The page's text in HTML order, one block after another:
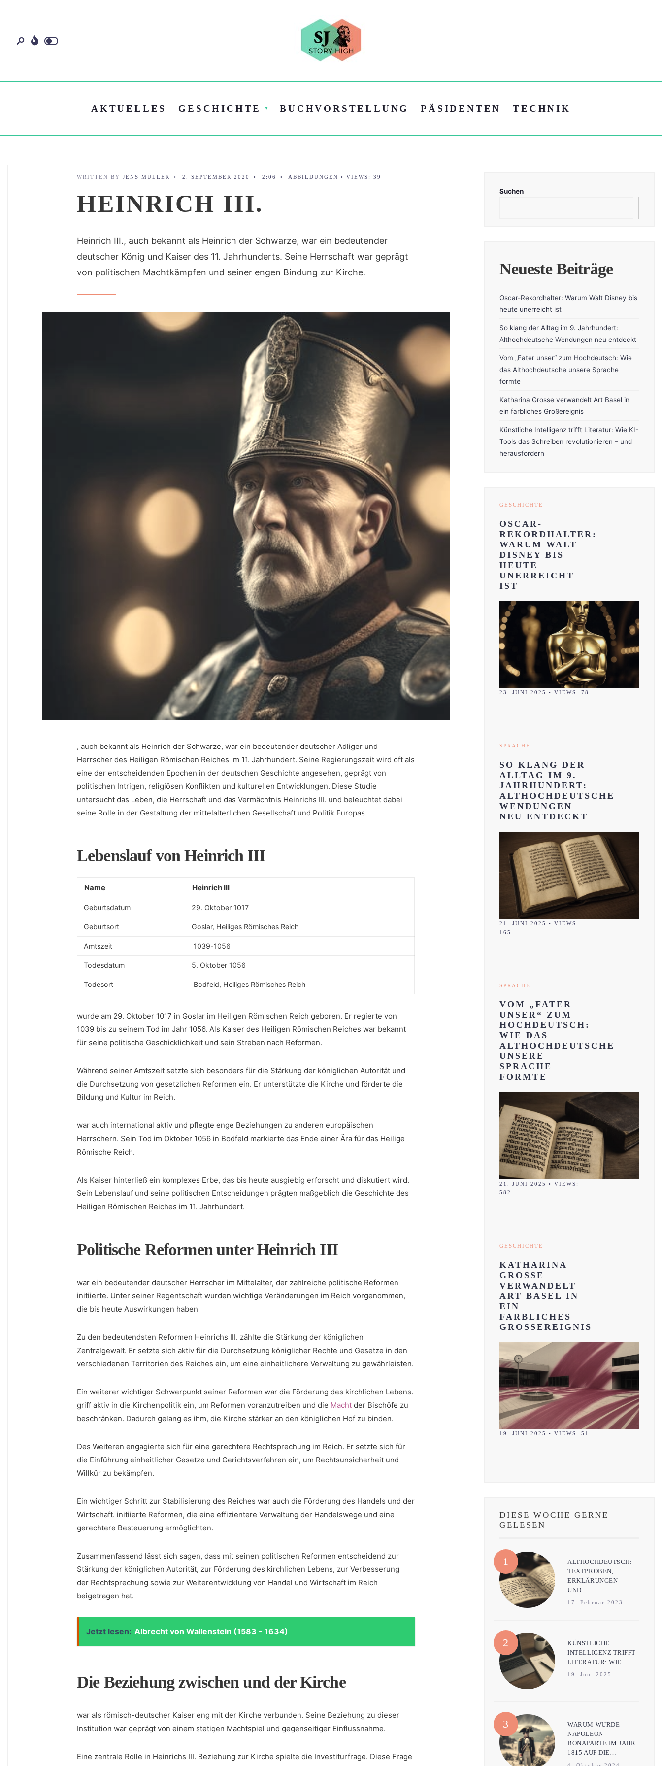
AKTUELLES GESCHICHTE BUCHVORSTELLUNG PÄSIDENTEN TECHNIK
WRITTEN BY JENS MÜLLER • 2. SEPTEMBER 2020 • 2:06 • ABBILDUNGEN • VIEWS: 39
HEINRICH III.
Heinrich III., auch bekannt als Heinrich der Schwarze, war ein bedeutender
deutscher König und Kaiser des 11. Jahrhunderts. Seine Herrschaft war geprägt
von politischen Machtkämpfen und seiner engen Bindung zur Kirche.
, auch bekannt als Heinrich der Schwarze, war⁤ ein bedeutender ⁤deutscher Adliger und
Herrscher des Heiligen Römischen ⁣Reiches im 11. Jahrhundert. Seine Regierungszeit wird oft als
eine der entscheidenden Epochen in der deutschen ⁤Geschichte angesehen, geprägt von
politischen Intrigen, religiösen ⁤Konflikten und kulturellen‍ Entwicklungen.⁣ Diese Studie
untersucht das Leben, die Herrschaft und das Vermächtnis Heinrichs III. und beleuchtet dabei
seine Rolle in der Gestaltung der mittelalterlichen Gesellschaft und Politik Europas.
Lebenslauf von Heinrich⁢ III
Name Heinrich‌ III
Geburtsdatum ⁢29. Oktober‌ 1017 ⁤
Geburtsort ‍Goslar, Heiliges Römisches ‍Reich
Amtszeit⁤ ⁢ 1039-1056
Todesdatum 5.​ Oktober 1056
Todesort ‌ Bodfeld, Heiliges ​Römisches ​Reich⁢
wurde am 29. Oktober 1017 in Goslar im Heiligen Römischen Reich geboren. ​Er regierte von
1039 bis zu seinem Tod im ​Jahr 1056. Als Kaiser des Heiligen Römischen Reiches war ​bekannt
für seine politische Geschicklichkeit und‍ sein Streben nach Reformen.
Während seiner Amtszeit setzte sich besonders⁣ für die Stärkung der königlichen Autorität und
die Durchsetzung ‌von gesetzlichen Reformen ein. Er unterstützte‌ die Kirche und förderte die
Bildung und Kultur im Reich.
war auch ‌international aktiv und pflegte⁣ enge Beziehungen zu anderen europäischen
Herrschern. Sein Tod im Oktober ‌1056​ in Bodfeld markierte das Ende einer Ära ‍für das Heilige‍
Römische Reich.
Als ⁢Kaiser hinterließ ein komplexes Erbe, das bis⁣ heute ausgiebig erforscht und ‍diskutiert wird.
Sein‌ Lebenslauf und seine politischen Entscheidungen prägten maßgeblich die Geschichte‍ des⁣
Heiligen Römischen Reiches im 11.⁢ Jahrhundert.
Politische Reformen⁣ unter Heinrich III
war ein bedeutender deutscher Herrscher im Mittelalter, der zahlreiche politische Reformen⁢
initiierte. Unter seiner Regentschaft wurden wichtige Veränderungen im Reich vorgenommen,
die bis heute Auswirkungen haben.
Zu den bedeutendsten Reformen Heinrichs​ III. zählte die Stärkung⁤ der königlichen
Zentralgewalt. Er setzte sich aktiv für die Durchsetzung königlicher‌ Rechte und ‌Gesetze in den
verschiedenen Territorien des Reiches ein, um eine einheitlichere Verwaltung zu gewährleisten.
Ein ⁤weiterer wichtiger Schwerpunkt seiner Reformen war die Förderung des kirchlichen ⁢Lebens.
griff aktiv in die Kirchenpolitik ein, um Reformen voranzutreiben ⁢und die Macht der Bischöfe zu
beschränken. Dadurch gelang es ihm, die ⁢Kirche stärker‌ an den⁤ königlichen Hof zu binden.
Des Weiteren engagierte⁤ sich für eine⁢ gerechtere Rechtsprechung im‍ Reich. Er setzte sich für​
die Einführung ‌einheitlicher ⁢Gesetze und Gerichtsverfahren ein, ‍um Rechtsunsicherheit und
⁢Willkür zu bekämpfen.
Ein wichtiger Schritt zur Stabilisierung⁣ des Reiches war auch die Förderung des Handels ​und der
Wirtschaft. initiierte Reformen, die eine​ effizientere Verwaltung der Handelswege und eine
gerechtere Besteuerung ermöglichten.
Zusammenfassend lässt sich sagen, ⁢dass mit⁢ seinen politischen⁢ Reformen entscheidend⁢ zur
‍Stärkung der königlichen Autorität, zur Förderung des kirchlichen ⁢Lebens, zur Verbesserung​
der Rechtsprechung sowie zur Weiterentwicklung von Handel und Wirtschaft im Reich
beigetragen hat.
Jetzt lesen: Albrecht von Wallenstein (1583 - 1634)
Die Beziehung zwischen‌ und der ⁢Kirche
war als römisch-deutscher Kaiser eng mit ‌der Kirche ⁤verbunden. Seine Beziehung zu‍ dieser
⁢Institution war geprägt von einem stetigen Machtspiel und gegenseitiger Einflussnahme.
Eine zentrale Rolle in Heinrichs III.⁤ Beziehung zur Kirche spielte die Investiturfrage. Diese Frage
Suchen
Neueste Beiträge
Oscar-Rekordhalter: Warum Walt Disney bis
heute unerreicht ist
So klang der Alltag im 9. Jahrhundert:
Althochdeutsche Wendungen neu entdeckt
Vom „Fater unser“ zum Hochdeutsch: Wie
das Althochdeutsche unsere Sprache
formte
Katharina Grosse verwandelt Art Basel in
ein farbliches Großereignis
Künstliche Intelligenz trifft Literatur: Wie KI-
Tools das Schreiben revolutionieren – und
herausfordern
GESCHICHTE
OSCAR-
REKORDHALTER:
WARUM WALT
DISNEY BIS
HEUTE
UNERREICHT
IST
23. JUNI 2025 • VIEWS: 78
SPRACHE
SO KLANG DER
ALLTAG IM 9.
JAHRHUNDERT:
ALTHOCHDEUTSCHE
WENDUNGEN
NEU ENTDECKT
21. JUNI 2025 • VIEWS:
165
SPRACHE
VOM „FATER
UNSER“ ZUM
HOCHDEUTSCH:
WIE DAS
ALTHOCHDEUTSCHE
UNSERE
SPRACHE
FORMTE
21. JUNI 2025 • VIEWS:
582
GESCHICHTE
KATHARINA
GROSSE
VERWANDELT
ART BASEL IN
EIN
FARBLICHES
GROSSEREIGNIS
19. JUNI 2025 • VIEWS: 51
DIESE WOCHE GERNE
GELESEN
ALTHOCHDEUTSCH:
TEXTPROBEN,
ERKLÄRUNGEN
UND…
17. Februar 2023
KÜNSTLICHE
INTELLIGENZ TRIFFT
LITERATUR: WIE…
19. Juni 2025
WARUM WURDE
NAPOLEON
BONAPARTE IM JAHR
1815 AUF DIE…
4. Oktober 2024